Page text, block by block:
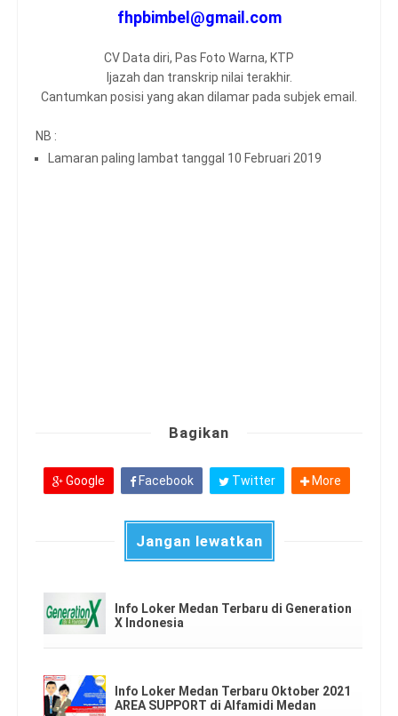
fhpbimbel@gmail.com
CV Data diri, Pas Foto Warna, KTP
Ijazah dan transkrip nilai terakhir.
Cantumkan posisi yang akan dilamar pada subjek email.
NB :
Lamaran paling lambat tanggal 10 Februari 2019
Bagikan
Google Facebook Twitter More
Jangan lewatkan
Info Loker Medan Terbaru di Generation
X Indonesia
Info Loker Medan Terbaru Oktober 2021
AREA SUPPORT di Alfamidi Medan